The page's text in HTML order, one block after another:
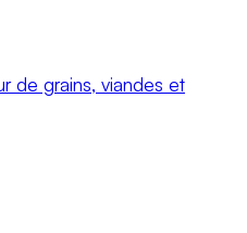
de grains, viandes et